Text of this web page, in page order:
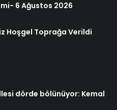
6 Ağustos 2026
Hoşgel Toprağa Verildi
dörde bölünüyor: Kemal